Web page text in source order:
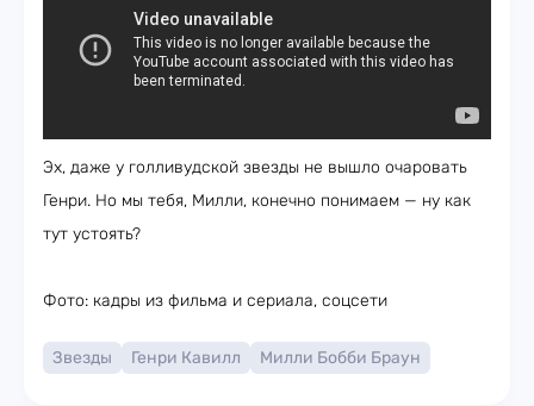
Эх, даже у голливудской звезды не вышло очаровать
Генри. Но мы тебя, Милли, конечно понимаем — ну как
тут устоять?
Фото: кадры из фильма и сериала, соцсети
Звезды Генри Кавилл Милли Бобби Браун